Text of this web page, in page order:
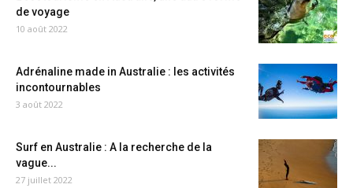
de voyage
10 août 2022
Adrénaline made in Australie : les activités
incontournables
3 août 2022
Surf en Australie : A la recherche de la
vague...
27 juillet 2022